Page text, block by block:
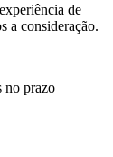
de
a consideração.
no prazo